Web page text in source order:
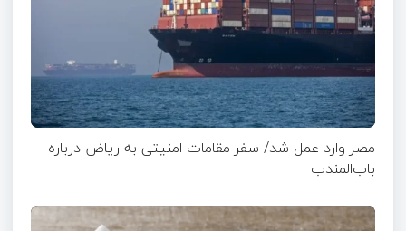
مصر وارد عمل شد/ سفر مقامات امنیتی به ریاض درباره
باب‌المندب